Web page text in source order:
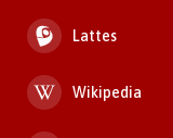
Lattes
Wikipedia